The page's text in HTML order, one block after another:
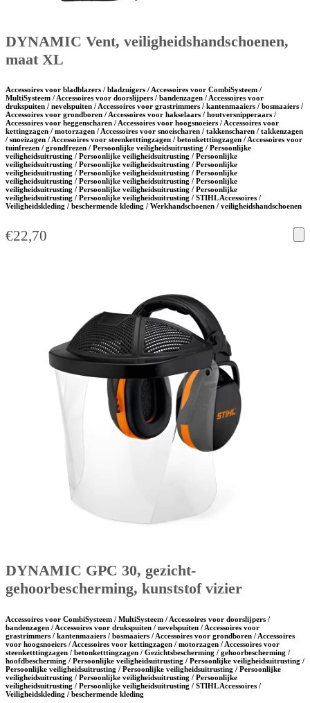
DYNAMIC Vent, veiligheidshandschoenen,
maat XL
Accessoires voor bladblazers / bladzuigers / Accessoires voor CombiSysteem /
MultiSysteem / Accessoires voor doorslijpers / bandenzagen / Accessoires voor
drukspuiten / nevelspuiten / Accessoires voor grastrimmers / kantenmaaiers / bosmaaiers /
Accessoires voor grondboren / Accessoires voor hakselaars / houtversnipperaars /
Accessoires voor heggenscharen / Accessoires voor hoogsnoeiers / Accessoires voor
kettingzagen / motorzagen / Accessoires voor snoeischaren / takkenscharen / takkenzagen
/ snoeizagen / Accessoires voor steenketttingzagen / betonketttingzagen / Accessoires voor
tuinfrezen / grondfrezen / Persoonlijke veiligheidsuitrusting / Persoonlijke
veiligheidsuitrusting / Persoonlijke veiligheidsuitrusting / Persoonlijke
veiligheidsuitrusting / Persoonlijke veiligheidsuitrusting / Persoonlijke
veiligheidsuitrusting / Persoonlijke veiligheidsuitrusting / Persoonlijke
veiligheidsuitrusting / Persoonlijke veiligheidsuitrusting / Persoonlijke
veiligheidsuitrusting / Persoonlijke veiligheidsuitrusting / Persoonlijke
veiligheidsuitrusting / Persoonlijke veiligheidsuitrusting / STIHL Accessoires /
Veiligheidskleding / beschermende kleding / Werkhandschoenen / veiligheidshandschoenen
€22,70
DYNAMIC GPC 30, gezicht-
gehoorbescherming, kunststof vizier
Accessoires voor CombiSysteem / MultiSysteem / Accessoires voor doorslijpers /
bandenzagen / Accessoires voor drukspuiten / nevelspuiten / Accessoires voor
grastrimmers / kantenmaaiers / bosmaaiers / Accessoires voor grondboren / Accessoires
voor hoogsnoeiers / Accessoires voor kettingzagen / motorzagen / Accessoires voor
steenketttingzagen / betonketttingzagen / Gezichtsbescherming / gehoorbescherming /
hoofdbescherming / Persoonlijke veiligheidsuitrusting / Persoonlijke veiligheidsuitrusting /
Persoonlijke veiligheidsuitrusting / Persoonlijke veiligheidsuitrusting / Persoonlijke
veiligheidsuitrusting / Persoonlijke veiligheidsuitrusting / Persoonlijke
veiligheidsuitrusting / Persoonlijke veiligheidsuitrusting / STIHL Accessoires /
Veiligheidskleding / beschermende kleding